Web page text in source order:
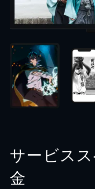
サービス
金